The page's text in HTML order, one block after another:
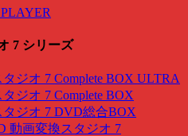
7 シリーズ
ジオ 7 Complete BOX ULTRA
ジオ 7 Complete BOX
タジオ 7 DVD総合BOX
動画変換スタジオ 7